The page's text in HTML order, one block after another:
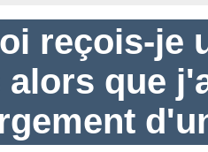
reçois-je
que